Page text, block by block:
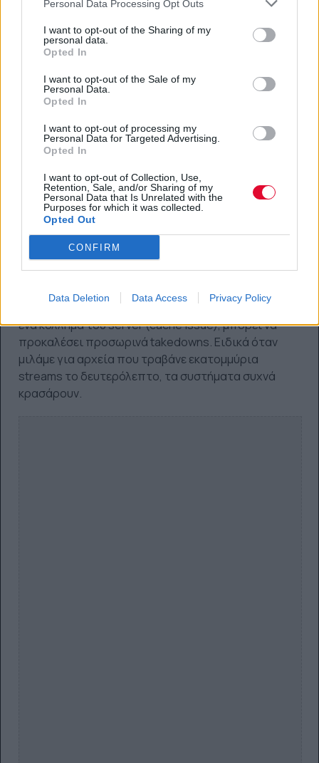
Personal Data Processing Opt Outs
I want to opt-out of the Sharing of my
personal data.
Opted In
I want to opt-out of the Sale of my
Personal Data.
Opted In
I want to opt-out of processing my
Personal Data for Targeted Advertising.
Opted In
I want to opt-out of Collection, Use,
Retention, Sale, and/or Sharing of my
Personal Data that Is Unrelated with the
Purposes for which it was collected.
Opted Out
CONFIRM
Data Deletion Data Access Privacy Policy
Η νομική πραγματικότητα και τα τεχνικά fails
Αν δούμε τα πράγματα εντελώς ρεαλιστικά, στο
νομικό μέτωπο, ο Drake όντως προσπαθεί να πιέσει
νομικά την UMG για το πώς διαχειρίστηκε το «Not
Like Us». Όμως, σε κανένα σημείο της αγωγής δεν
στοχοποιείται ο Kendrick Lamar άμεσα, ούτε του
έχει ζητηθεί από κάποιο δικαστήριο να αποσύρει ή
να τροποποιήσει το υλικό του. Δεν υπάρχει καμία
επιβεβαιωμένη πληροφορία που να δείχνει ότι ο
καλλιτέχνης αναγκάστηκε να κάνει "pull" τη μουσική
Τι μένει λοιπόν; Η σκληρή, συχνά βαρετή, τεχνική
αλήθεια. Στον κόσμο των ψηφιακών διανομών (DSPs
- Digital Service Providers), πολλές φορές μια απλή
ενημέρωση στα μεταδεδομένα (metadata) ενός
αρχείου, μια αλλαγή στον κώδικα της πλατφόρμας ή
ένα κόλλημα του server (cache issue), μπορεί να
προκαλέσει προσωρινά takedowns. Ειδικά όταν
μιλάμε για αρχεία που τραβάνε εκατομμύρια
streams το δευτερόλεπτο, τα συστήματα συχνά
κρασάρουν.